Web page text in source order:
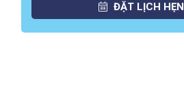
ĐẶT LỊCH HẸN